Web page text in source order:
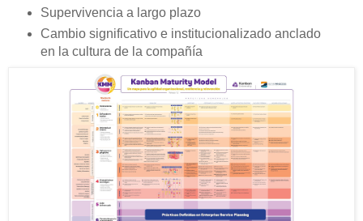
Supervivencia a largo plazo
Cambio significativo e institucionalizado anclado
en la cultura de la compañía